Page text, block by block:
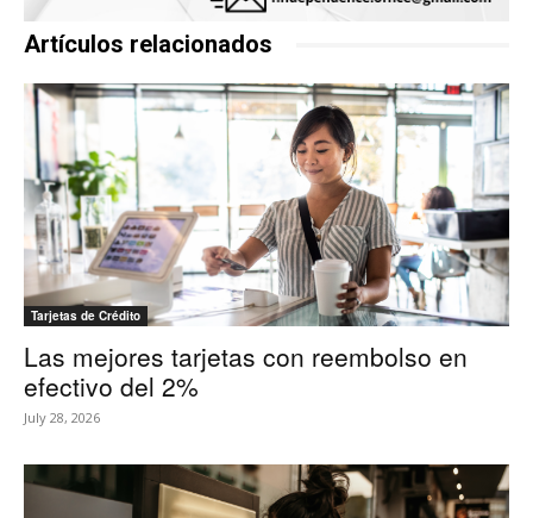
Artículos relacionados
Tarjetas de Crédito
Las mejores tarjetas con reembolso en
efectivo del 2%
July 28, 2026